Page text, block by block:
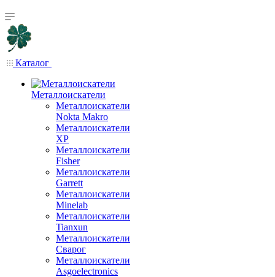
Каталог
Металлоискатели
Металлоискатели
Nokta Makro
Металлоискатели
XP
Металлоискатели
Fisher
Металлоискатели
Garrett
Металлоискатели
Minelab
Металлоискатели
Tianxun
Металлоискатели
Сварог
Металлоискатели
Asgoelectronics